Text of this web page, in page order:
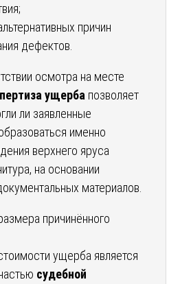
причин
дефектов.
осмотра на месте
ущерба позволяет
ли заявленные
именно
верхнего яруса
на основании
материалов.
причинённого
ущерба является
судебной